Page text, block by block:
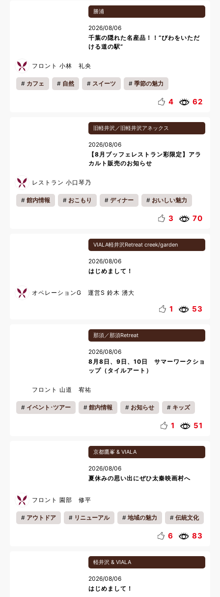
勝浦
2026/08/06
千葉の隠れた名産品！！“びわをいただ
ける道の駅”
フロント 小林 礼央
カフェ 自然 スイーツ 季節の魅力
リフレッシュ 4 62
旧軽井沢／旧軽井沢アネックス
2026/08/06
【8月ブッフェレストラン彩限定】アラ
カルト販売のお知らせ
レストラン 小口琴乃
館内情報 おこもり ディナー おいしい魅力
ファミリー
3 70
VIALA軽井沢Retreat creek/garden
2026/08/06
はじめまして！
オペレーションG 運営S 鈴木 湧大
1 53
那須／那須Retreat
2026/08/06
8月8日、9日、10日 サマーワークショ
ップ（タイルアート）
フロント 山道 宥祐
イベント･ツアー 館内情報 お知らせ キッズ
1 51
京都鷹峯 & VIALA
2026/08/06
夏休みの思い出にぜひ太秦映画村へ
フロント 園部 修平
アウトドア リニューアル 地域の魅力 伝統文化
6 83
軽井沢 & VIALA
2026/08/06
はじめまして！